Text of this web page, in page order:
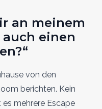
an meinem
einen
von den
berichten. Kein
mehrere Escape